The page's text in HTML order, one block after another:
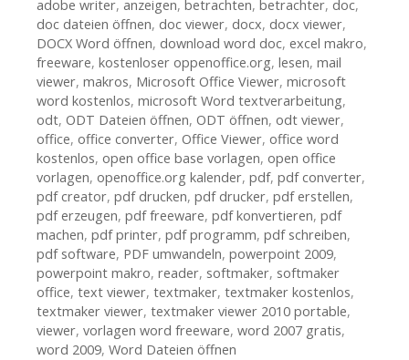
adobe writer, anzeigen, betrachten, betrachter, doc,
doc dateien öffnen, doc viewer, docx, docx viewer,
DOCX Word öffnen, download word doc, excel makro,
freeware, kostenloser oppenoffice.org, lesen, mail
viewer, makros, Microsoft Office Viewer, microsoft
word kostenlos, microsoft Word textverarbeitung,
odt, ODT Dateien öffnen, ODT öffnen, odt viewer,
office, office converter, Office Viewer, office word
kostenlos, open office base vorlagen, open office
vorlagen, openoffice.org kalender, pdf, pdf converter,
pdf creator, pdf drucken, pdf drucker, pdf erstellen,
pdf erzeugen, pdf freeware, pdf konvertieren, pdf
machen, pdf printer, pdf programm, pdf schreiben,
pdf software, PDF umwandeln, powerpoint 2009,
powerpoint makro, reader, softmaker, softmaker
office, text viewer, textmaker, textmaker kostenlos,
textmaker viewer, textmaker viewer 2010 portable,
viewer, vorlagen word freeware, word 2007 gratis,
word 2009, Word Dateien öffnen